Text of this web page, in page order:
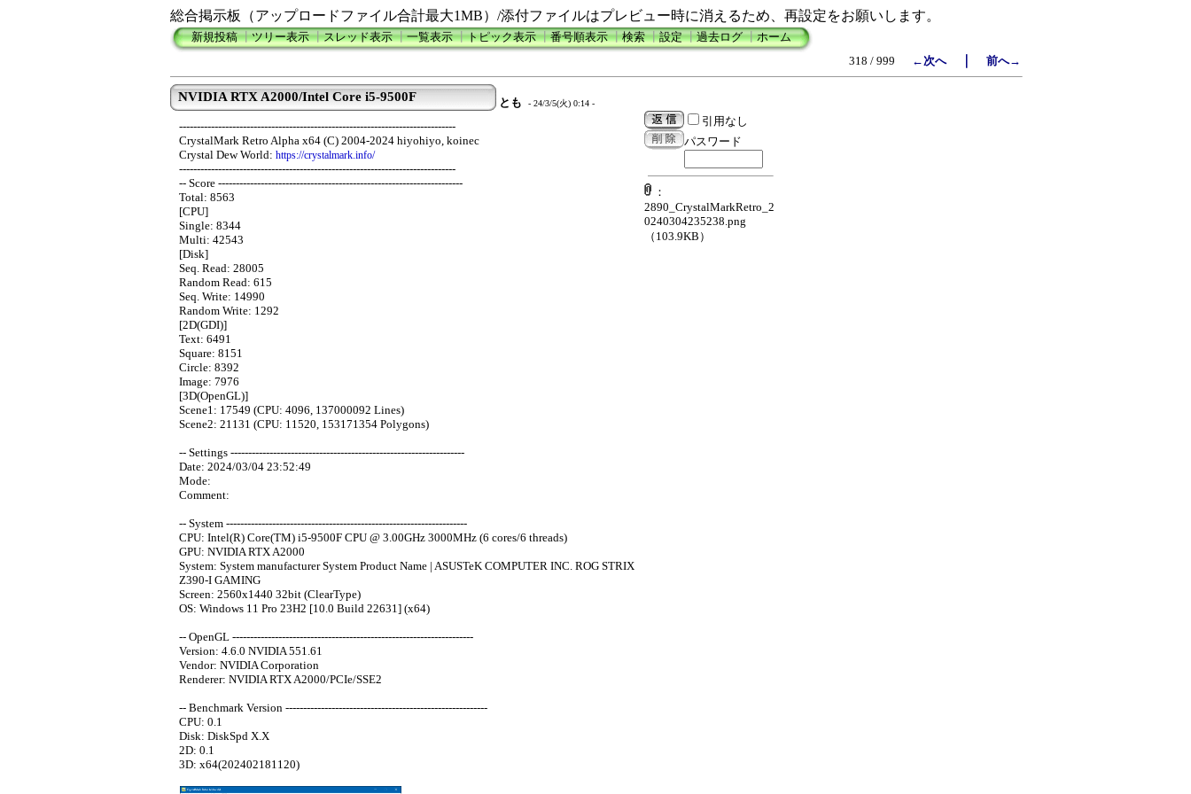
総合掲示板（アップロードファイル合計最大1MB）/添付ファイルはプレビュー時に消えるため、再設定をお願いします。
新規投稿┃ツリー表示┃スレッド表示┃一覧表示┃トピック表示┃番号順表示┃検索┃設定┃過去ログ┃ホーム
318 / 999
←次へ｜ 前へ→
NVIDIA RTX A2000/Intel Core i5-9500F とも - 24/3/5(火) 0:14 -
------------------------------------------------------------------------------
CrystalMark Retro Alpha x64 (C) 2004-2024 hiyohiyo, koinec
Crystal Dew World: https://crystalmark.info/
------------------------------------------------------------------------------
-- Score ---------------------------------------------------------------------
Total: 8563
[CPU]
Single: 8344
Multi: 42543
[Disk]
Seq. Read: 28005
Random Read: 615
Seq. Write: 14990
Random Write: 1292
[2D(GDI)]
Text: 6491
Square: 8151
Circle: 8392
Image: 7976
[3D(OpenGL)]
Scene1: 17549 (CPU: 4096, 137000092 Lines)
Scene2: 21131 (CPU: 11520, 153171354 Polygons)
-- Settings ------------------------------------------------------------------
Date: 2024/03/04 23:52:49
Mode:
Comment:
-- System --------------------------------------------------------------------
CPU: Intel(R) Core(TM) i5-9500F CPU @ 3.00GHz 3000MHz (6 cores/6 threads)
GPU: NVIDIA RTX A2000
System: System manufacturer System Product Name | ASUSTeK COMPUTER INC. ROG STRIX
Z390-I GAMING
Screen: 2560x1440 32bit (ClearType)
OS: Windows 11 Pro 23H2 [10.0 Build 22631] (x64)
-- OpenGL --------------------------------------------------------------------
Version: 4.6.0 NVIDIA 551.61
Vendor: NVIDIA Corporation
Renderer: NVIDIA RTX A2000/PCIe/SSE2
-- Benchmark Version ---------------------------------------------------------
CPU: 0.1
Disk: DiskSpd X.X
2D: 0.1
3D: x64(202402181120)
引用なし
パスワード
：
2890_CrystalMarkRetro_2
0240304235238.png
（103.9KB）